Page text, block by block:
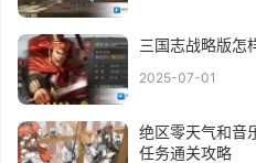
三国志战略版怎
2025-07-01
绝区零天气和音
任务通关攻略